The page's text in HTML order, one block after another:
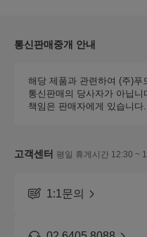
통신판매중개 안내
해당 제품과 관련하여 (주)푸
통신판매의 당사자가 아닙
책임은 판매자에게 있습니다.
고객센터 평일 휴게시간 12:30 ~
1:1문의